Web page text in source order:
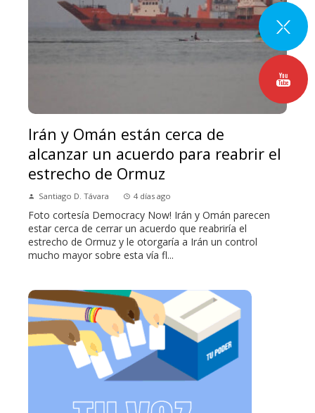
Irán y Omán están cerca de
alcanzar un acuerdo para reabrir el
estrecho de Ormuz
Santiago D. Távara 4 días ago
Foto cortesía Democracy Now! Irán y Omán parecen
estar cerca de cerrar un acuerdo que reabriría el
estrecho de Ormuz y le otorgaría a Irán un control
mucho mayor sobre esta vía fl...